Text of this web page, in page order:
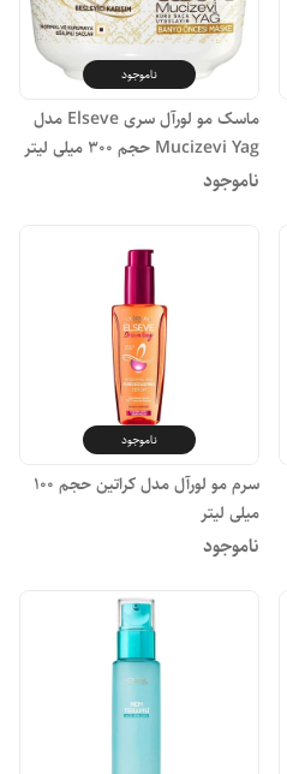
ناموجود
ماسک مو لورآل سری Elseve مدل
Mucizevi Yag حجم 300 میلی لیتر
ناموجود
ناموجود
سرم مو لورآل مدل کراتین حجم 100
میلی لیتر
ناموجود